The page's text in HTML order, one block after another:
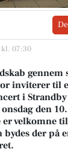
kl. 07:30
gennem
inviterer til
i
den
velkomne
der på